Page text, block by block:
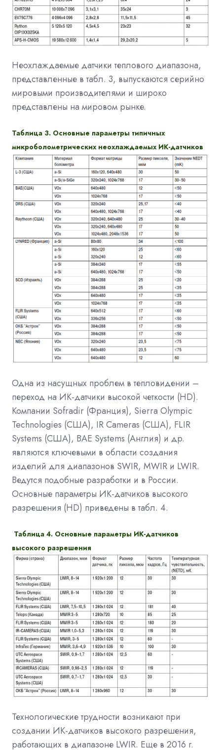
Неохлаждаемые датчики теплового диапазона,
представленные в табл. 3, выпускаются серийно
мировыми производителями и широко
представлены на мировом рынке.
Таблица 3. Основные параметры типичных
микроболометрических неохлаждаемых ИК-датчиков
Одна из насущных проблем в тепловидении –
переход на ИК-датчики высокой четкости (HD).
Компании Sofradir (Франция), Sierra Olympic
Technologies (США), IR Cameras (США), FLIR
Systems (США), BAE Systems (Англия) и др.
являются ключевыми в области создания
изделий для диапазонов SWIR, MWIR и LWIR.
Ведутся подобные разработки и в России.
Основные параметры ИК-датчиков высокого
разрешения (HD) приведены в табл. 4.
Таблица 4. Основные параметры ИК-датчиков
высокого разрешения
Технологические трудности возникают при
создании ИК-датчиков высокого разрешения,
работающих в диапазоне LWIR. Еще в 2016 г.